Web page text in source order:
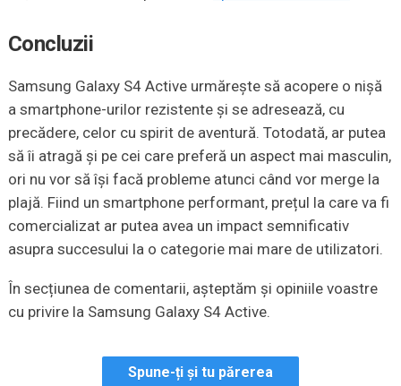
Concluzii
Samsung Galaxy S4 Active urmărește să acopere o nișă
a smartphone-urilor rezistente și se adresează, cu
precădere, celor cu spirit de aventură. Totodată, ar putea
să îi atragă și pe cei care preferă un aspect mai masculin,
ori nu vor să își facă probleme atunci când vor merge la
plajă. Fiind un smartphone performant, prețul la care va fi
comercializat ar putea avea un impact semnificativ
asupra succesului la o categorie mai mare de utilizatori.
În secțiunea de comentarii, așteptăm și opiniile voastre
cu privire la Samsung Galaxy S4 Active.
Spune-ți și tu părerea